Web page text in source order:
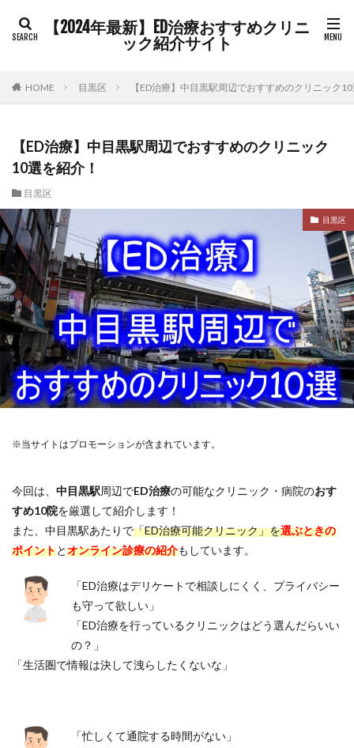
【2024年最新】ED治療おすすめクリニ
ック紹介サイト
HOME 目黒区 【ED治療】中目黒駅周辺でおすすめのクリニック
【ED治療】中目黒駅周辺でおすすめのクリニック
10選を紹介！
目黒区
目黒区
※当サイトはプロモーションが含まれています。
今回は、 中目黒駅周辺でED治療の可能なクリニック・病院のおす
すめ10院を厳選して紹介します！
また、中目黒駅あたりで「ED治療可能クリニック」を選ぶときの
ポイントとオンライン診療の紹介もしています。
「ED治療はデリケートで相談しにくく、プライバシー
も守って欲しい」
「ED治療を行っているクリニックはどう選んだらいい
の？」
「生活圏で情報は決して洩らしたくないな」
「忙しくて通院する時間がない」